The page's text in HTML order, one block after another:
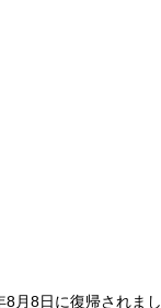
8月8日に復帰されまし